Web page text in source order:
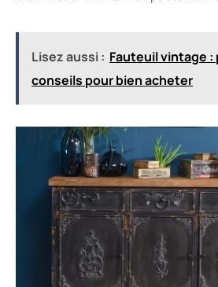
Lisez aussi : Fauteuil vintage
conseils pour bien acheter